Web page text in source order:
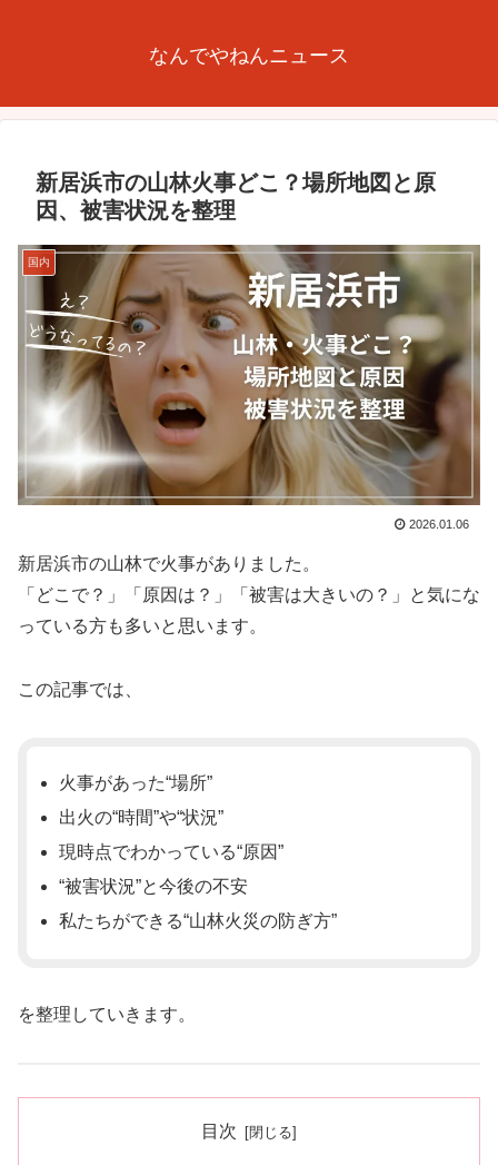
なんでやねんニュース
新居浜市の山林火事どこ？場所地図と原
因、被害状況を整理
国内
2026.01.06
新居浜市の山林で火事がありました。
「どこで？」「原因は？」「被害は大きいの？」と気にな
っている方も多いと思います。
この記事では、
火事があった“場所”
出火の“時間”や“状況”
現時点でわかっている“原因”
“被害状況”と今後の不安
私たちができる“山林火災の防ぎ方”
を整理していきます。
目次